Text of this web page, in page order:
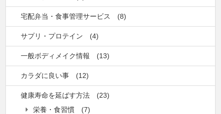
宅配弁当・食事管理サービス (8)
サプリ・プロテイン (4)
一般ボディメイク情報 (13)
カラダに良い事 (12)
健康寿命を延ばす方法
(23)
栄養・食習慣
(7)